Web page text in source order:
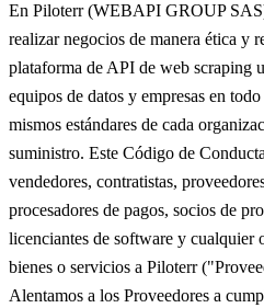
En Piloterr (WEBAPI GROUP
realizar negocios de manera ética y
plataforma de API de web scraping
equipos de datos y empresas en
mismos estándares de cada
suministro. Este Código de
vendedores, contratistas,
procesadores de pagos, socios de
licenciantes de software y cualquier
bienes o servicios a Piloterr
Alentamos a los Proveedores a